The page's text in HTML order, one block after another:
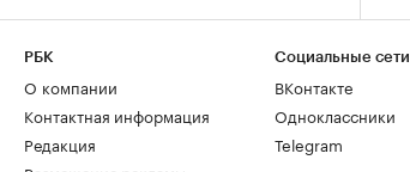
РБК
О компании
Контактная информация
Редакция
Социальные сети
ВКонтакте
Одноклассники
Telegram